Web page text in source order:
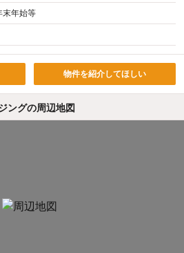
年始等
物件を紹介してほしい
ングの周辺地図